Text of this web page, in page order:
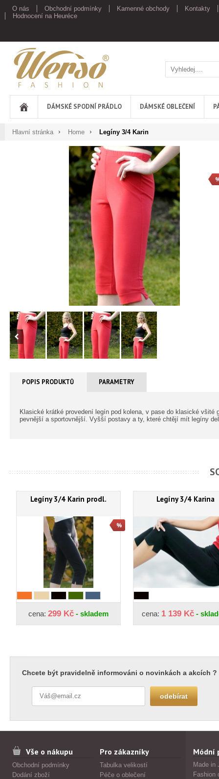
O nás Obchodní podmínky Kamenné obchody
Kontakty
Hodnocení na Heuréce
Werso
DÁMSKÉ SPODNÍ PRÁDLO DÁMSKÉ OBLEČENÍ
Hlavní stránka Home Legíny 3/4 Karin
POPIS PRODUKTŮ PARAMETRY
Klasické krátké provedení legín pod kolena, v pase do klasické
pevnější a sportovnější. Vyšší postavy a ty, které chtějí mít legíny
Legíny 3/4 Karin prodl.
cena: 299 Kč - skladem
Legíny 3/4 Karina
cena: 1 139 Kč -
Chcete být pravidelně informováni o novinkách a akcích ?
Vše o nákupu
Obchodní podmínky
Dodání zboží
Pro zákazníky
Tabulka velikostí
Péče o oblečení
Módní
Made in
Fashion